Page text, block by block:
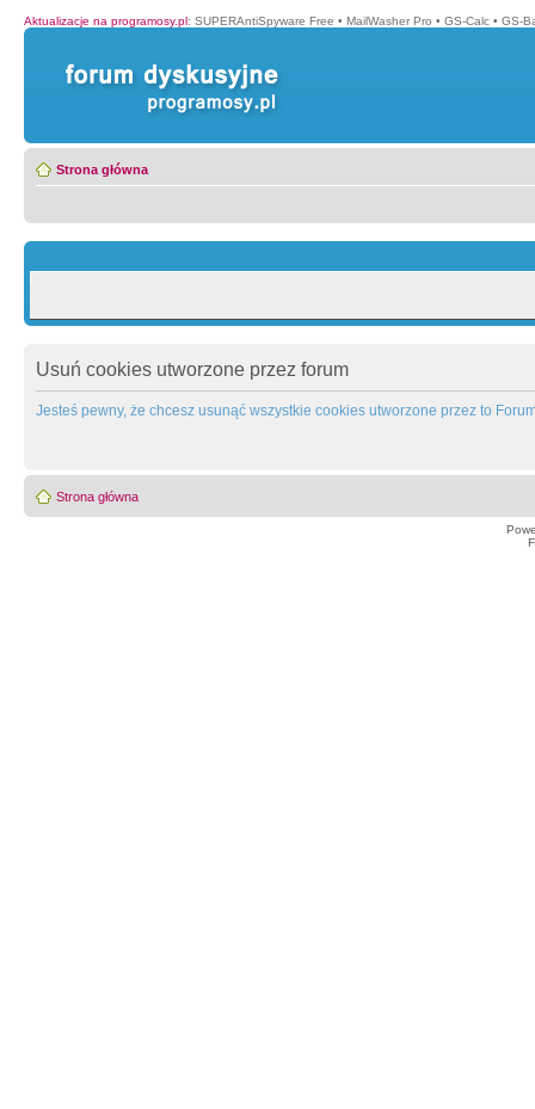
Aktualizacje na programosy.pl: SUPERAntiSpyware Free • MailWasher Pro • GS-Calc • GS-
Strona główna
Usuń cookies utworzone przez forum
Jesteś pewny, że chcesz usunąć wszystkie cookies utworzone przez to
Strona główna